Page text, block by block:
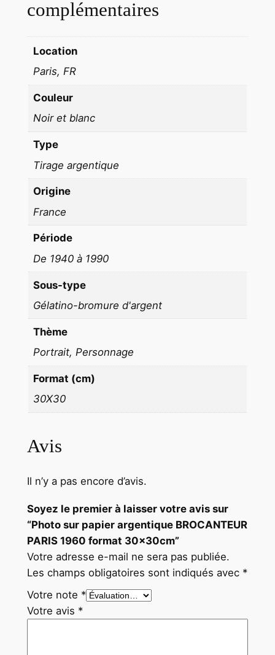
O
C
T
R
R
1
0
r
0
m
complémentaires
Location
Paris, FR
Couleur
Noir et blanc
Type
Tirage argentique
Origine
France
Période
De 1940 à 1990
Sous-type
Gélatino-bromure d'argent
Thème
Portrait, Personnage
Format (cm)
30X30
Avis
Il n’y a pas encore d’avis.
Soyez le premier à laisser votre avis sur
“Photo sur papier argentique BROCANTEUR
PARIS 1960 format 30x30cm”
Votre adresse e-mail ne sera pas publiée.
Les champs obligatoires sont indiqués avec *
Votre note *
Votre avis *